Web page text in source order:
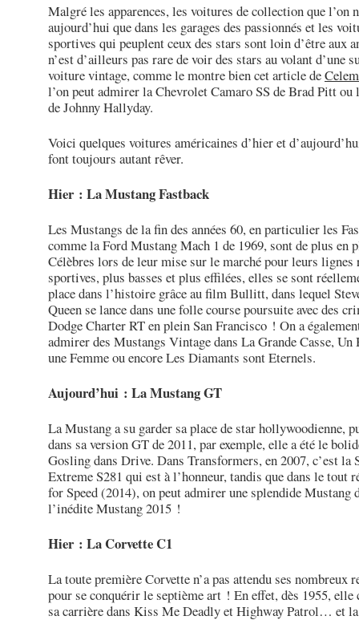
Malgré les apparences, les voitures de collection que l’on
aujourd’hui que dans les garages des passionnés et les
sportives qui peuplent ceux des stars sont loin d’être aux
n’est d’ailleurs pas rare de voir des stars au volant d’une
voiture vintage, comme le montre bien cet article de
l’on peut admirer la Chevrolet Camaro SS de Brad Pitt ou
de Johnny Hallyday.
Voici quelques voitures américaines d’hier et
font toujours autant rêver.
Hier : La Mustang Fastback
Les Mustangs de la fin des années 60, en particulier les
comme la Ford Mustang Mach 1 de 1969, sont de plus en
Célèbres lors de leur mise sur le marché pour leurs lignes
sportives, plus basses et plus effilées, elles se sont
place dans l’histoire grâce au film Bullitt, dans lequel
Queen se lance dans une folle course poursuite avec des
Dodge Charter RT en plein San Francisco ! On a
admirer des Mustangs Vintage dans La Grande Casse, Un
une Femme ou encore Les Diamants sont Eternels.
Aujourd’hui : La Mustang GT
La Mustang a su garder sa place de star hollywoodienne,
dans sa version GT de 2011, par exemple, elle a été le
Gosling dans Drive. Dans Transformers, en 2007, c’est la
Extreme S281 qui est à l’honneur, tandis que dans le tout
for Speed (2014), on peut admirer une splendide Mustang
l’inédite Mustang 2015 !
Hier : La Corvette C1
La toute première Corvette n’a pas attendu ses nombreux
pour se conquérir le septième art ! En effet, dès 1955, elle
sa carrière dans Kiss Me Deadly et Highway Patrol… et